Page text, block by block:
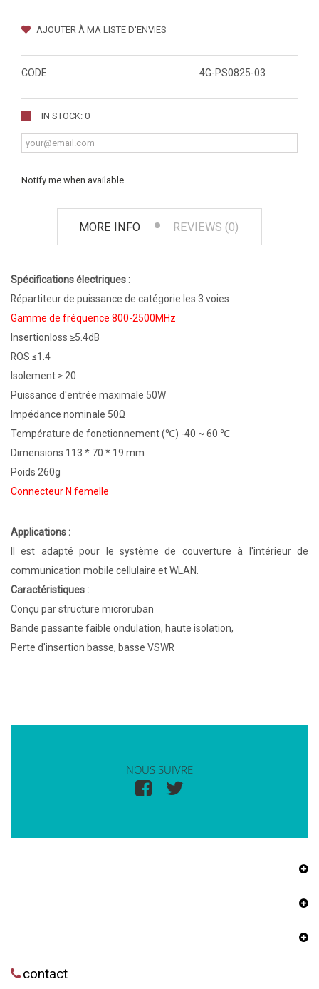
AJOUTER À MA LISTE D'ENVIES
CODE: 4G-PS0825-03
IN STOCK: 0
Notify me when available
MORE INFO REVIEWS (0)
Spécifications électriques :
Répartiteur de puissance de catégorie les 3 voies
Gamme de fréquence 800-2500MHz
Insertionloss ≥5.4dB
ROS ≤1.4
Isolement ≥ 20
Puissance d'entrée maximale 50W
Impédance nominale 50Ω
Température de fonctionnement (℃) -40 ~ 60 ℃
Dimensions 113 * 70 * 19 mm
Poids 260g
Connecteur N femelle
Applications :
Il est adapté pour le système de couverture à l'intérieur de
communication mobile cellulaire et WLAN.
Caractéristiques :
Conçu par structure microruban
Bande passante faible ondulation, haute isolation,
Perte d'insertion basse, basse VSWR
NOUS SUIVRE
contact